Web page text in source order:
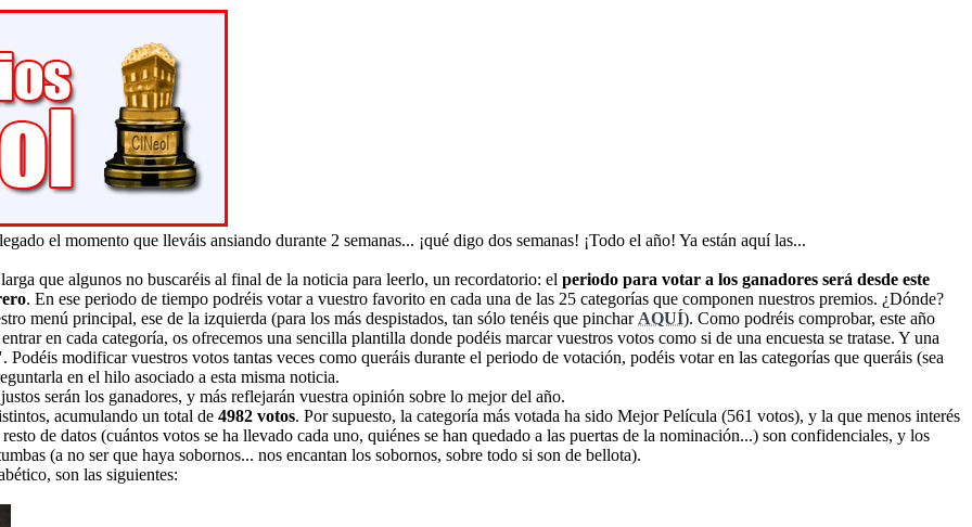
el momento que lleváis ansiando durante 2 semanas... ¡qué digo dos semanas! ¡Todo el año! Ya están aquí las...
que algunos no buscaréis al final de la noticia para leerlo, un recordatorio: el periodo para votar a los ganadores será desde este
. En ese periodo de tiempo podréis votar a vuestro favorito en cada una de las 25 categorías que componen nuestros premios. ¿Dónde?
menú principal, ese de la izquierda (para los más despistados, tan sólo tenéis que pinchar AQUÍ). Como podréis comprobar, este año
en cada categoría, os ofrecemos una sencilla plantilla donde podéis marcar vuestros votos como si de una encuesta se tratase. Y una
. Podéis modificar vuestros votos tantas veces como queráis durante el periodo de votación, podéis votar en las categorías que queráis (sea
en el hilo asociado a esta misma noticia.
serán los ganadores, y más reflejarán vuestra opinión sobre lo mejor del año.
acumulando un total de 4982 votos. Por supuesto, la categoría más votada ha sido Mejor Película (561 votos), y la que menos interés
de datos (cuántos votos se ha llevado cada uno, quiénes se han quedado a las puertas de la nominación...) son confidenciales, y los
(a no ser que haya sobornos... nos encantan los sobornos, sobre todo si son de bellota).
son las siguientes: